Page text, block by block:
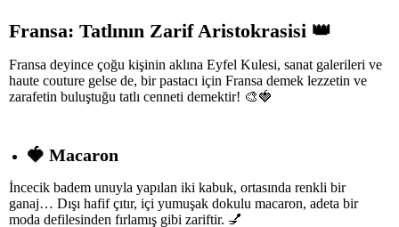
Fransa: Tatlının Zarif Aristokrasisi 👑
Fransa deyince çoğu kişinin aklına Eyfel Kulesi, sanat galerileri ve
haute couture gelse de, bir pastacı için Fransa demek lezzetin ve
zarafetin buluştuğu tatlı cenneti demektir! 🎨🍓
🍓 Macaron
İncecik badem unuyla yapılan iki kabuk, ortasında renkli bir
ganaj… Dışı hafif çıtır, içi yumuşak dokulu macaron, adeta bir
moda defilesinden fırlamış gibi zariftir. 💅